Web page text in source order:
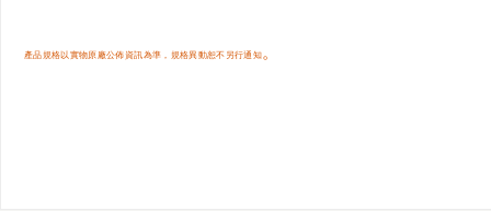
產品規格以實物原廠公佈資訊為準，規格異動恕不另行通知 。